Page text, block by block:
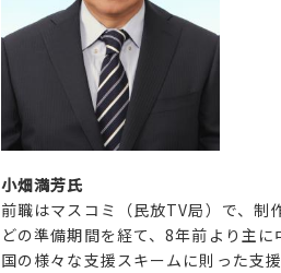
小畑満芳氏
前職はマスコミ（民放TV局）で、
どの準備期間を経て、8年前より主
国の様々な支援スキームに則った支